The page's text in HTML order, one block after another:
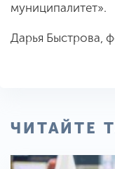
муниципалитет».
Дарья Быстрова,
ЧИТАЙТЕ